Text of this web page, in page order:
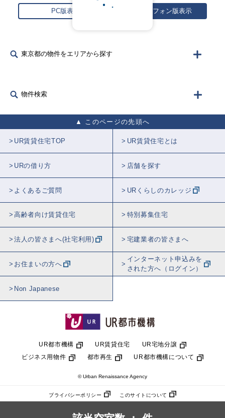
PC版表示 スマートフォン版表示
東京都の物件をエリアから探す
物件検索
このページの先頭へ
UR賃貸住宅TOP UR賃貸住宅とは
URの借り方 店舗を探す
よくあるご質問 URくらしのカレッジ
高齢者向け賃貸住宅 特別募集住宅
法人の皆さまへ(社宅利用) 宅建業者の皆さまへ
お住まいの方へ
インターネット申込みを
された方へ（ログイン）
Non Japanese
UR都市機構 UR賃貸住宅
UR宅地分譲
ビジネス用物件
都市再生 UR都市機構について
© Urban Renaissance Agency
プライバシーポリシー このサイトについて